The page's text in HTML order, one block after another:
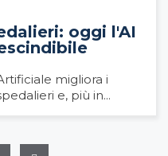
oggi l'AI
migliora i
e, più in...